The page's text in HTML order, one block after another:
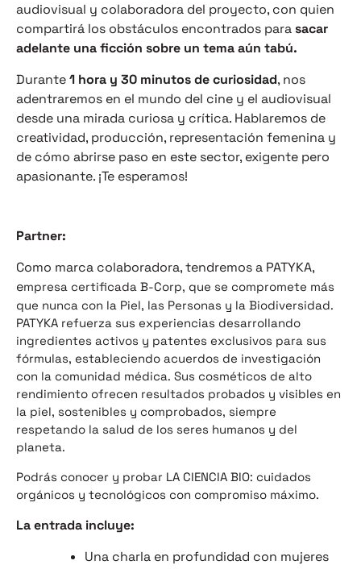
audiovisual y colaboradora del proyecto, con quien
compartirá los obstáculos encontrados parasacar
adelante una ficción sobre un tema aún tabú.
Durante1 hora y 30 minutos de curiosidad, nos
adentraremos en el mundo del cine y el audiovisual
desde una mirada curiosa y crítica. Hablaremos de
creatividad, producción, representación femenina y
de cómo abrirse paso en este sector, exigente pero
apasionante. ¡Te esperamos!
Partner:
Como marca colaboradora, tendremos a PATYKA,
empresa certificada B-Corp, que se compromete más
que nunca con la Piel, las Personas y la Biodiversidad.
PATYKA refuerza sus experiencias desarrollando
ingredientes activos y patentes exclusivos para sus
fórmulas, estableciendo acuerdos de investigación
con la comunidad médica. Sus cosméticos de alto
rendimiento ofrecen resultados probados y visibles en
la piel, sostenibles y comprobados, siempre
respetando la salud de los seres humanos y del
planeta.
Podrás conocer y probar LA CIENCIA BIO: cuidados
orgánicos y tecnológicos con compromiso máximo.
La entrada incluye:
Una charla en profundidad con mujeres